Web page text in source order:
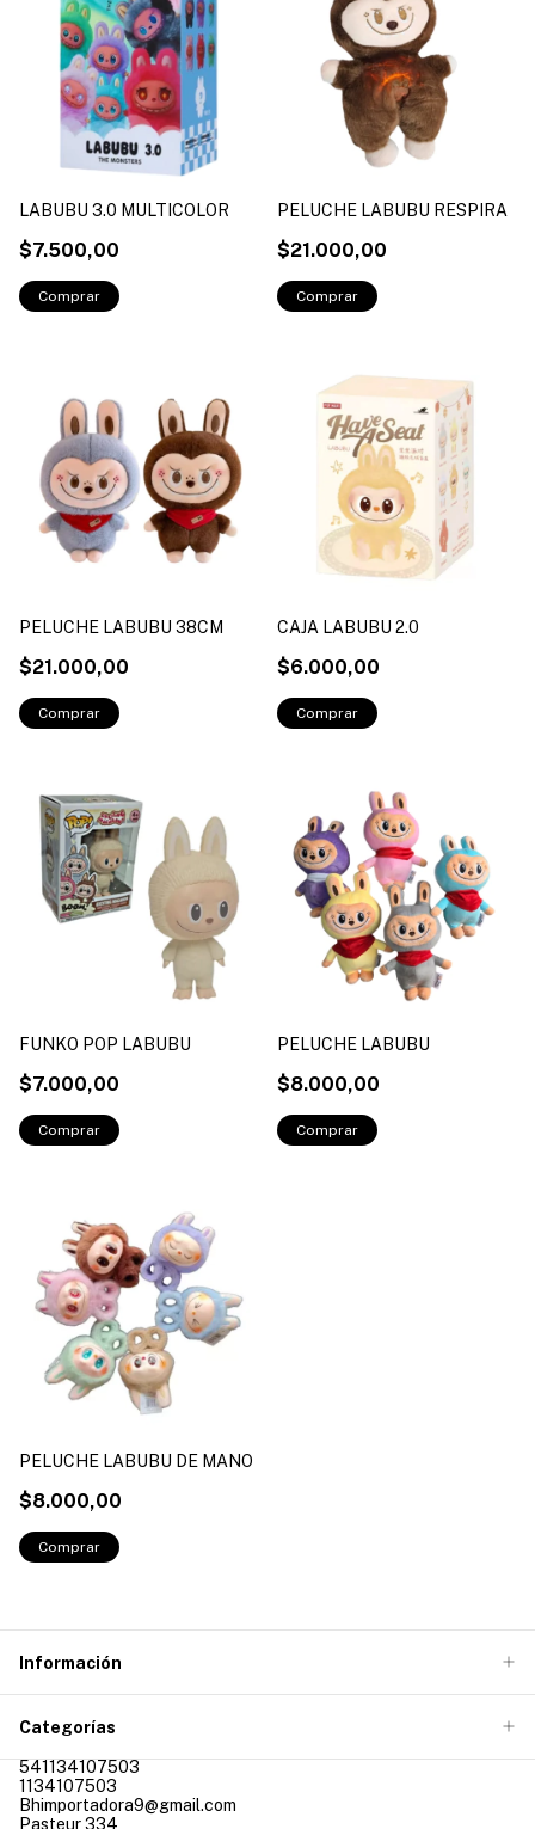
LABUBU 3.0 MULTICOLOR
$7.500,00
PELUCHE LABUBU RESPIRA
$21.000,00
PELUCHE LABUBU 38CM
$21.000,00
CAJA LABUBU 2.0
$6.000,00
FUNKO POP LABUBU
$7.000,00
PELUCHE LABUBU
$8.000,00
PELUCHE LABUBU DE MANO
$8.000,00
Información
Categorías
541134107503
1134107503
Bhimportadora9@gmail.com
Pasteur 334